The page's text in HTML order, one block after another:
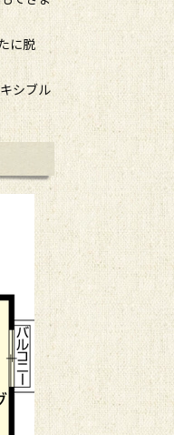
に脱
シブル